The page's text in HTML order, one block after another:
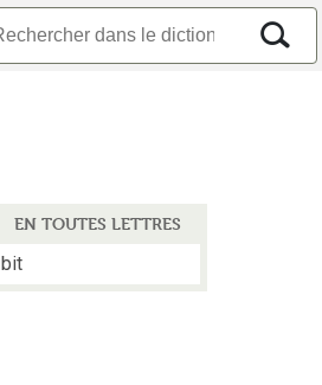
EN TOUTES LETTRES
bit